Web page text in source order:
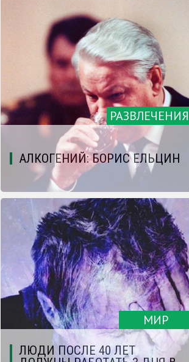
РАЗВЛЕЧЕНИЯ
АЛКОГЕНИЙ: БОРИС ЕЛЬЦИН
МИР
ЛЮДИ ПОСЛЕ 40 ЛЕТ